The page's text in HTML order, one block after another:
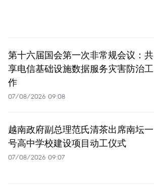
第十六届国会第一次非常规会议：共
享电信基础设施数据服务灾害防治工
作
07/08/2026 09:08
越南政府副总理范氏清茶出席南坛一
号高中学校建设项目动工仪式
07/08/2026 09:07